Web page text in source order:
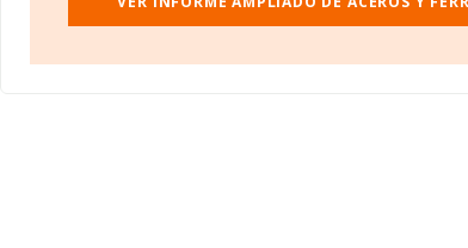
En base a la información de la que dispone INFORMA
facturación de 194 mil euros entre todas las